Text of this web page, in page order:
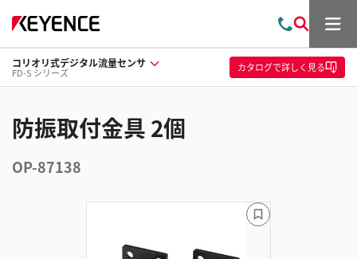
問
い
合
わ
索
メ
ュ
ー
コリオリ式デジタル流量センサ
FD-S シリーズ カタログで詳しく見る
防振取付金具 2個
OP-87138
ブ
ッ